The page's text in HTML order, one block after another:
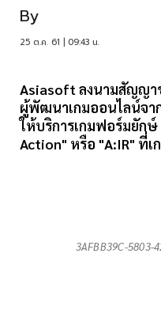
By
25 ต.ค. 61 | 09:43 น.
Asiasoft ลงนามสัญญา
ผู้พัฒนาเกมออนไลน์จา
ให้บริการเกมฟอร์มยัก
Action" หรือ "A:IR" ที่เ
3AFBB39C-5803-